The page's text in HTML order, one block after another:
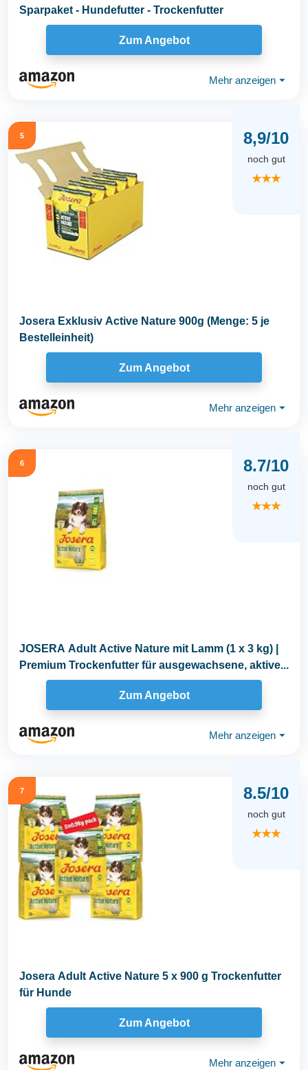
Sparpaket - Hundefutter - Trockenfutter
Zum Angebot
Mehr anzeigen ⏷
5 8,9/10
noch gut
★★★
Josera Exklusiv Active Nature 900g (Menge: 5 je
Bestelleinheit)
Zum Angebot
Mehr anzeigen ⏷
6 8.7/10
noch gut
★★★
JOSERA Adult Active Nature mit Lamm (1 x 3 kg) |
Premium Trockenfutter für ausgewachsene, aktive...
Zum Angebot
Mehr anzeigen ⏷
7 8.5/10
noch gut
★★★
Josera Adult Active Nature 5 x 900 g Trockenfutter
für Hunde
Zum Angebot
Mehr anzeigen ⏷